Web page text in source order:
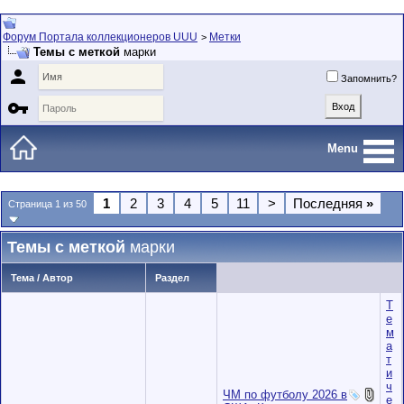
Форум Портала коллекционеров UUU > Метки
Темы с меткой марки
 Запомнить?

Menu
Страница 1 из 50 1 2 3 4 5 11 > Последняя »
Темы с меткоймарки
Тема / Автор Раздел
ЧМ по футболу 2026 в
Т
е
м
а
т
и
ч
е